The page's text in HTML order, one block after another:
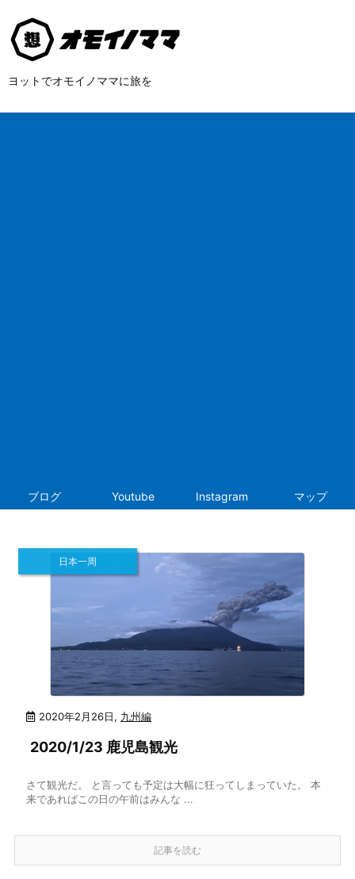
ヨットでオモイノママに旅を
ブログ Youtube Instagram マップ
2020年2月26日
日本一周
, 九州編
2020/1/23 鹿児島観光
さて観光だ。 と言っても予定は大幅に狂ってしまっていた。 本
来であればこの日の午前はみんな ...
記事を読む